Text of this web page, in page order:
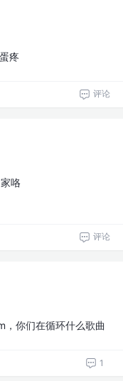
疼
评论
咯
评论
，你们在循环什么歌曲
1